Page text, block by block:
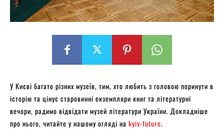
У Києві багато різних музеїв, тим, хто любить з головою поринути в
історію та цінує старовинні екземпляри книг та літературні
вечори, радимо відвідати музей літератури України. Докладніше
про нього, читайте у нашому огляді на kyiv-future.